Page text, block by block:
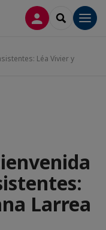
CONECTARSE
SEARCH
Léa Vivier y
Larrea